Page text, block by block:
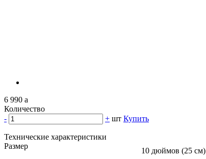
6 990 a
Количество
-
+ шт Купить
Технические характеристики
Размер
10 дюймов (25 см)